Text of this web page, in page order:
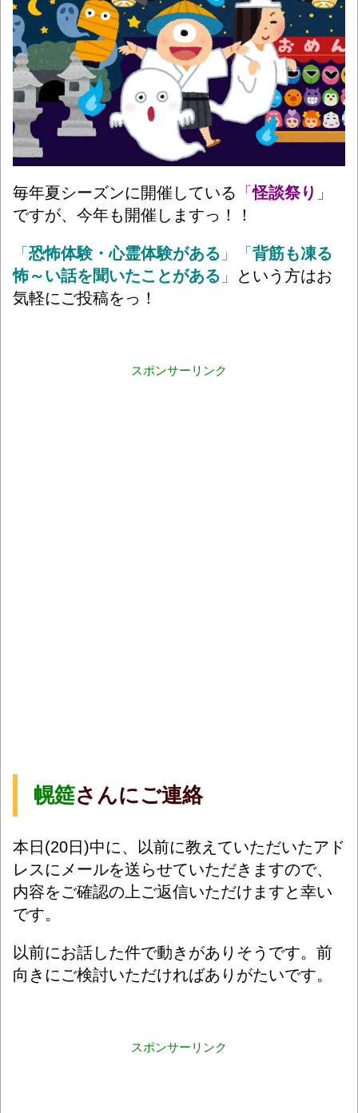
毎年夏シーズンに開催している 「怪談祭り 」
ですが、今年も開催しますっ！！
「 恐怖体験・心霊体験がある 」「 背筋も凍る
怖～い話を聞いたことがある 」
という方はお
気軽にご投稿をっ！
スポンサーリンク
幌筵さんにご連絡
本日(20日)中に、以前に教えていただいたアド
レスにメールを送らせていただきますので、
内容をご確認の上ご返信いただけますと幸い
です。
以前にお話した件で動きがありそうです。前
向きにご検討いただければありがたいです。
スポンサーリンク